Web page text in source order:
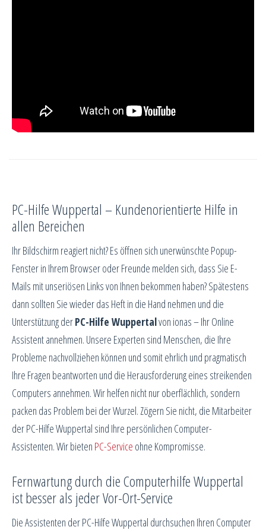
PC-Hilfe Wuppertal – Kundenorientierte Hilfe in
allen Bereichen
Ihr Bildschirm reagiert nicht? Es öffnen sich unerwünschte Popup-
Fenster in Ihrem Browser oder Freunde melden sich, dass Sie E-
Mails mit unseriösen Links von Ihnen bekommen haben? Spätestens
dann sollten Sie wieder das Heft in die Hand nehmen und die
Unterstützung derPC-Hilfe Wuppertalvon ionas – Ihr Online
Assistent annehmen. Unsere Experten sind Menschen, die Ihre
Probleme nachvollziehen können und somit ehrlich und pragmatisch
Ihre Fragen beantworten und die Herausforderung eines streikenden
Computers annehmen. Wir helfen nicht nur oberflächlich, sondern
packen das Problem bei der Wurzel. Zögern Sie nicht, die Mitarbeiter
der PC-Hilfe Wuppertal sind Ihre persönlichen Computer-
Assistenten. Wir bieten PC-Service ohne Kompromisse.
Fernwartung durch die Computerhilfe Wuppertal
ist besser als jeder Vor-Ort-Service
Die Assistenten der PC-Hilfe Wuppertal durchsuchen Ihren Computer